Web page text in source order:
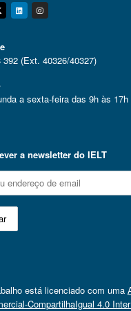
Linkedin
Instagram
392 (Ext. 40326/40327)
a sexta-feira das 9h às 17h
a newsletter do IELT
está licenciado com uma
CompartilhaIgual 4.0